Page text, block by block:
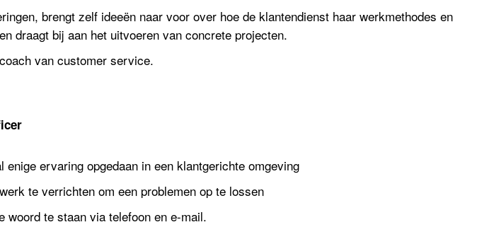
brengt zelf ideeën naar voor over hoe de klantendienst haar werkmethodes en
draagt bij aan het uitvoeren van concrete projecten.
van customer service.
ervaring opgedaan in een klantgerichte omgeving
te verrichten om een problemen op te lossen
woord te staan via telefoon en e-mail.